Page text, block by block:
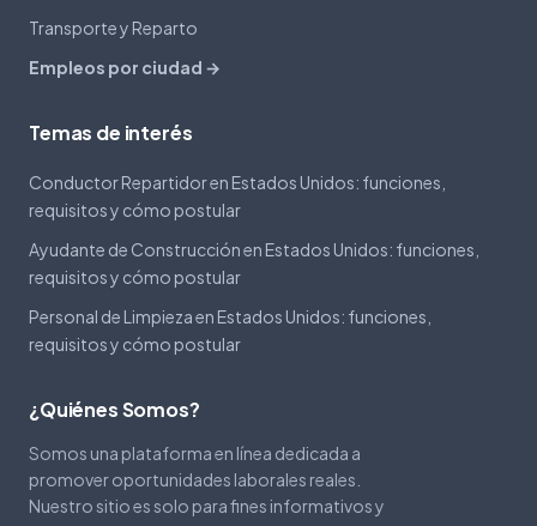
Transporte y Reparto
Empleos por ciudad →
Temas de interés
Conductor Repartidor en Estados Unidos: funciones,
requisitos y cómo postular
Ayudante de Construcción en Estados Unidos: funciones,
requisitos y cómo postular
Personal de Limpieza en Estados Unidos: funciones,
requisitos y cómo postular
¿Quiénes Somos?
Somos una plataforma en línea dedicada a
promover oportunidades laborales reales.
Nuestro sitio es solo para fines informativos y